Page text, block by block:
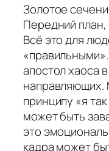
Золотое
Передний план,
Всё это для
апостол хаоса
направляющих.
принципу «я
может быть
это
кадра может